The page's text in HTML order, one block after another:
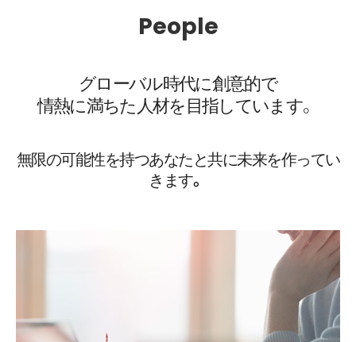
人材採用
採用公告
People
グローバル時代に創意的で
情熱に満ちた人材を目指しています。
無限の可能性を持つあなたと共に未来を作ってい
きます。